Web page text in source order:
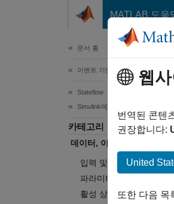
MATLAB 도움
문서 홈
이벤트 기반 모델링
Stateflow
Simulink에서의 시뮬레이션
카테고리
데이터, 이벤트 및 메시지
입력 및 출력 데이터
파라미터
활성 상태 데이터
웹
번역된 콘텐
권장합니다:
United
또한 다음 목